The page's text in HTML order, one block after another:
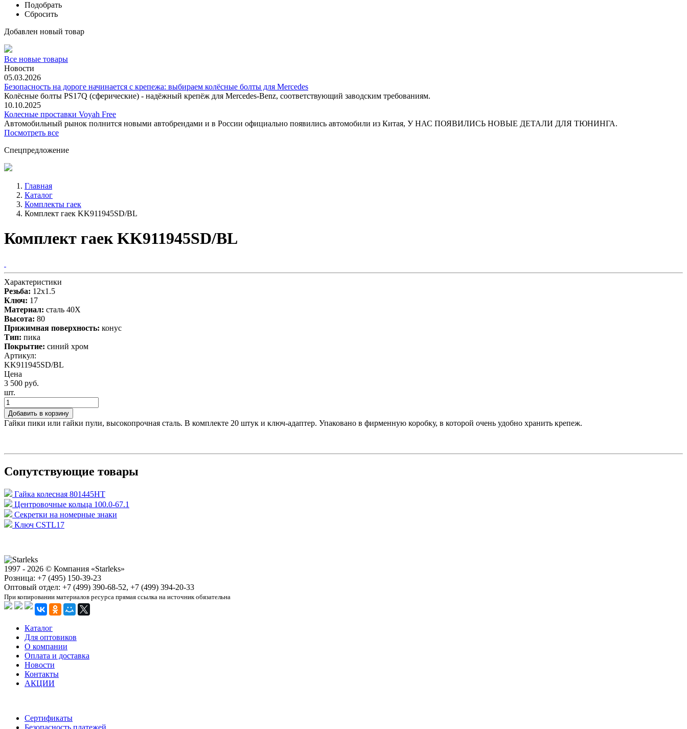
Подобрать
Сбросить
Добавлен новый товар
Все новые товары
Новости
05.03.2026
Безопасность на дороге начинается с крепежа: выбираем колёсные болты для Mercedes
Колёсные болты PS17Q (сферические) - надёжный крепёж для Mercedes‑Benz, соответствующий заводским требованиям.
10.10.2025
Колесные проставки Voyah Free
Автомобильный рынок полнится новыми автобрендами и в России официально появились автомобили из Китая, У НАС ПОЯВИЛИСЬ НОВЫЕ ДЕТАЛИ ДЛЯ ТЮНИНГА.
Посмотреть все
Спецпредложение
Главная
Каталог
Комплекты гаек
Комплект гаек KK911945SD/BL
Комплект гаек KK911945SD/BL
Характеристики
Резьба: 12x1.5
Ключ: 17
Материал: сталь 40X
Высота: 80
Прижимная поверхность: конус
Тип: пика
Покрытие: синий хром
Артикул:
KK911945SD/BL
Цена
3 500 руб.
шт.
Добавить в корзину
Гайки пики или гайки пули, высокопрочная сталь. В комплекте 20 штук и ключ-адаптер. Упаковано в фирменную коробку, в которой очень удобно хранить крепеж.
Сопутствующие товары
Гайка колесная 801445HT
Центровочные кольца 100.0-67.1
Секретки на номерные знаки
Ключ CSTL17
1997 - 2026 © Компания «Starleks»
Розница: +7 (495) 150-39-23
Оптовый отдел: +7 (499) 390-68-52, +7 (499) 394-20-33
При копировании материалов ресурса прямая ссылка на источник обязательна
Каталог
Для оптовиков
О компании
Оплата и доставка
Новости
Контакты
АКЦИИ
Сертификаты
Безопасность платежей